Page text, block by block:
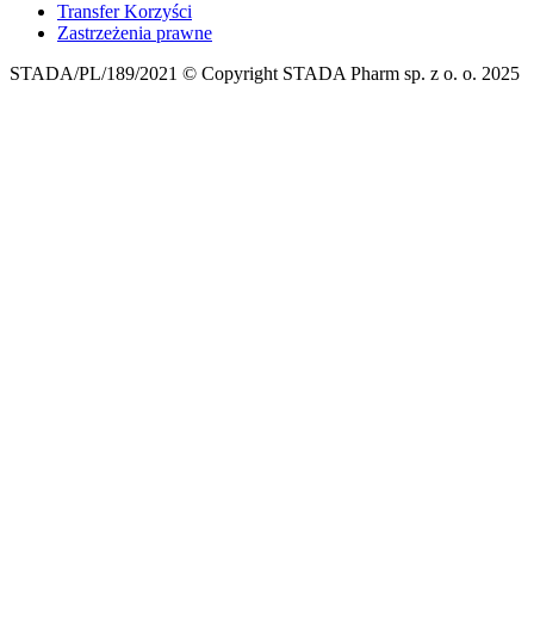
Transfer Korzyści
Zastrzeżenia prawne
STADA/PL/189/2021 © Copyright STADA Pharm sp. z o. o. 2025